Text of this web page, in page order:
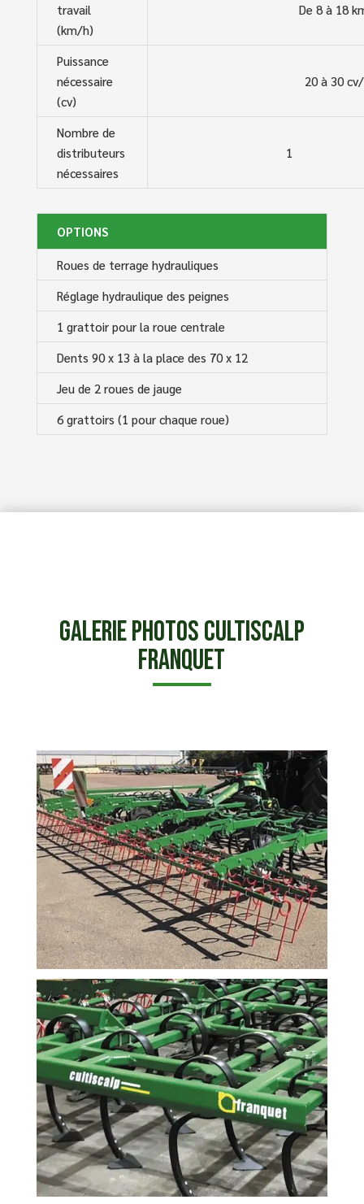
travail
(km/h)
De 8 à 18
Puissance
nécessaire
(cv)
20 à 30
Nombre de
distributeurs
nécessaires
1
OPTIONS
Roues de terrage hydrauliques
Réglage hydraulique des peignes
1 grattoir pour la roue centrale
Dents 90 x 13 à la place des 70 x 12
Jeu de 2 roues de jauge
6 grattoirs (1 pour chaque roue)
Galerie photos Cultiscalp
Franquet